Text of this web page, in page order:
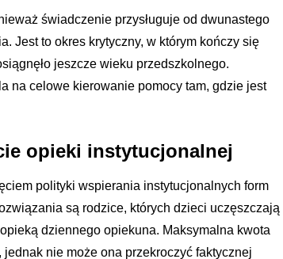
świadczenie przysługuje od dwunastego
Jest to okres krytyczny, w którym kończy się
jeszcze wieku przedszkolnego.
na celowe kierowanie pomocy tam, gdzie jest
opieki instytucjonalnej
polityki wspierania instytucjonalnych form
są rodzice, których dzieci uczęszczają
dziennego opiekuna. Maksymalna kwota
nie może ona przekroczyć faktycznej